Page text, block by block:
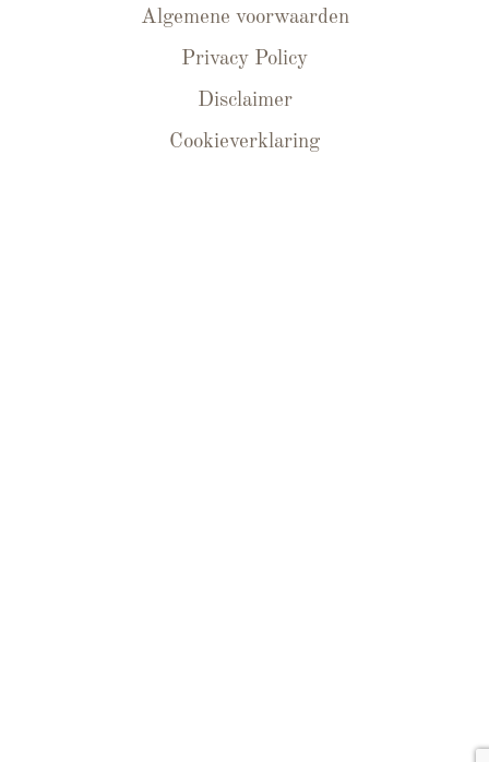
Algemene voorwaarden
Privacy Policy
Disclaimer
Cookieverklaring